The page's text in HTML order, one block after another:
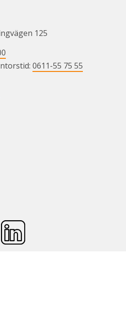
125
0611-55 75 55
webbplats.
webbplats.